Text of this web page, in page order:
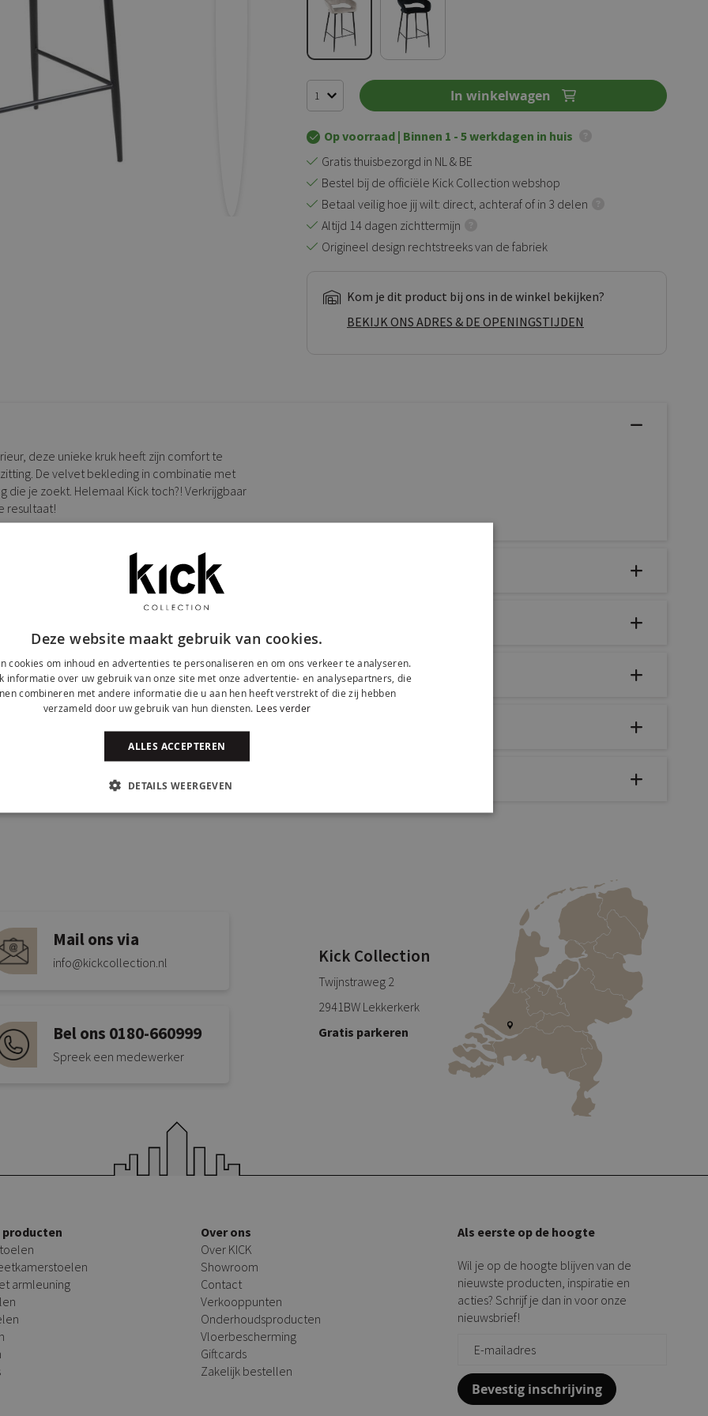
In winkelwagen
Op voorraad | Binnen 1 - 5 werkdagen in huis
Gratis thuisbezorgd in NL & BE
Bestel bij de officiële Kick Collection webshop
Betaal veilig hoe jij wilt: direct, achteraf of in 3 delen
Altijd 14 dagen zichttermijn
Origineel design rechtstreeks van de fabriek
Kom je dit product bij ons in de winkel bekijken?
BEKIJK ONS ADRES & DE OPENINGSTIJDEN
deze unieke kruk heeft zijn comfort te
De velvet bekleding in combinatie met
je zoekt. Helemaal Kick toch?! Verkrijgbaar
resultaat!
Mail ons via
info@kickcollection.nl
Bel ons 0180-660999
Spreek een medewerker
Kick Collection
Twijnstraweg 2
2941BW Lekkerkerk
Gratis parkeren
armleuning
Over ons
Over KICK
Showroom
Contact
Verkooppunten
Onderhoudsproducten
Vloerbescherming
Giftcards
Zakelijk bestellen
Als eerste op de hoogte
Wil je op de hoogte blijven van de
nieuwste producten, inspiratie en
acties? Schrijf je dan in voor onze
nieuwsbrief!
Bevestig inschrijving
Deze website maakt gebruik van cookies.
cookies om inhoud en advertenties te personaliseren en om ons verkeer te analyseren.
informatie over uw gebruik van onze site met onze advertentie- en analysepartners, die
combineren met andere informatie die u aan hen heeft verstrekt of die zij hebben
verzameld door uw gebruik van hun diensten. Lees verder
ALLES ACCEPTEREN
DETAILS WEERGEVEN